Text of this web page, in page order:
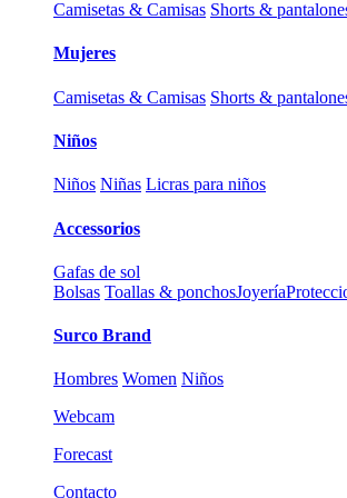
Camisetas & Camisas Shorts &
Mujeres
Camisetas & Camisas Shorts &
Niños
Niños Niñas Licras para niños
Accessorios
Gafas de sol
Bolsas Toallas & ponchosJoyería
Surco Brand
Hombres Women Niños
Webcam
Forecast
Contacto